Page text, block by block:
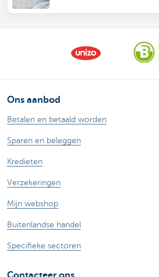
Ons aanbod
Betalen en betaald worden
Sparen en beleggen
Kredieten
Verzekeringen
Mijn webshop
Buitenlandse handel
Specifieke sectoren